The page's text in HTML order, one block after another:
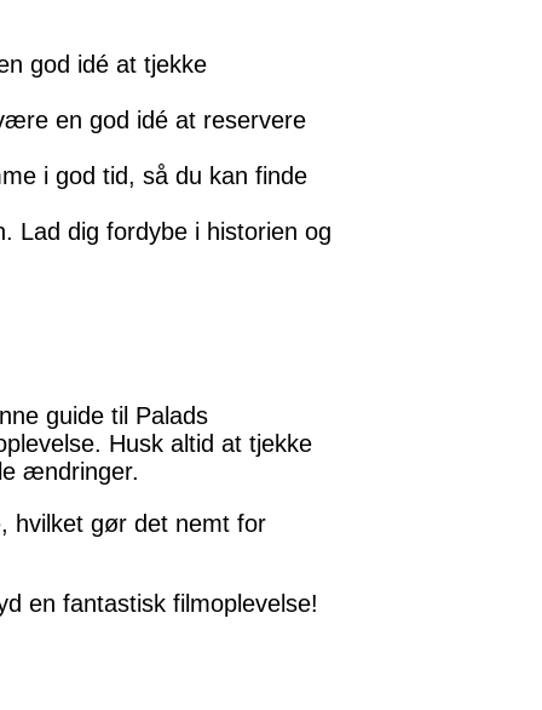
god idé at tjekke
en god idé at reservere
i god tid, så du kan finde
Lad dig fordybe i historien og
guide til Palads
Husk altid at tjekke
ændringer.
hvilket gør det nemt for
en fantastisk filmoplevelse!